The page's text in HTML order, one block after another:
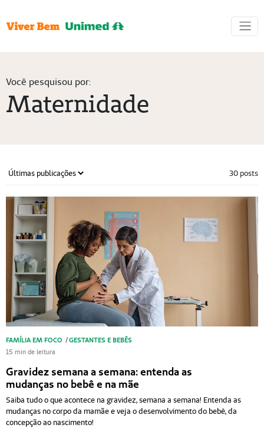
Você pesquisou por:
Maternidade
30 posts
FAMÍLIA EM FOCO /GESTANTES E BEBÊS
15 min de leitura
Gravidez semana a semana: entenda as
mudanças no bebê e na mãe
Saiba tudo o que acontece na gravidez, semana a semana! Entenda as
mudanças no corpo da mamãe e veja o desenvolvimento do bebê, da
concepção ao nascimento!